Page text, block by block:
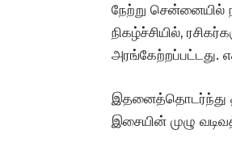
நேற்று
நிகழ்ச்சியில்,
அரங்கேற்றப்பட்டது.
இதனைத்தொடர்ந்து
இசையின் முழு